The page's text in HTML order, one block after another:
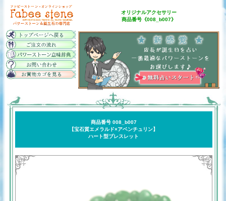
オリジナルアクセサリー
商品番号《008_b007》
商品番号 008_b007
【宝石質エメラルド×アベンチュリン】
ハート型ブレスレット